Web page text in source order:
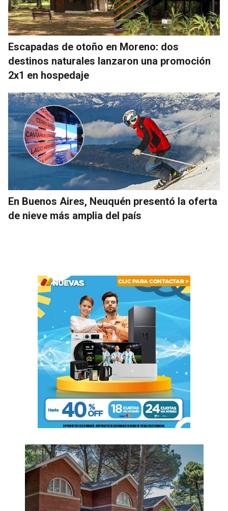
Escapadas de otoño en Moreno: dos
destinos naturales lanzaron una promoción
2x1 en hospedaje
En Buenos Aires, Neuquén presentó la oferta
de nieve más amplia del país